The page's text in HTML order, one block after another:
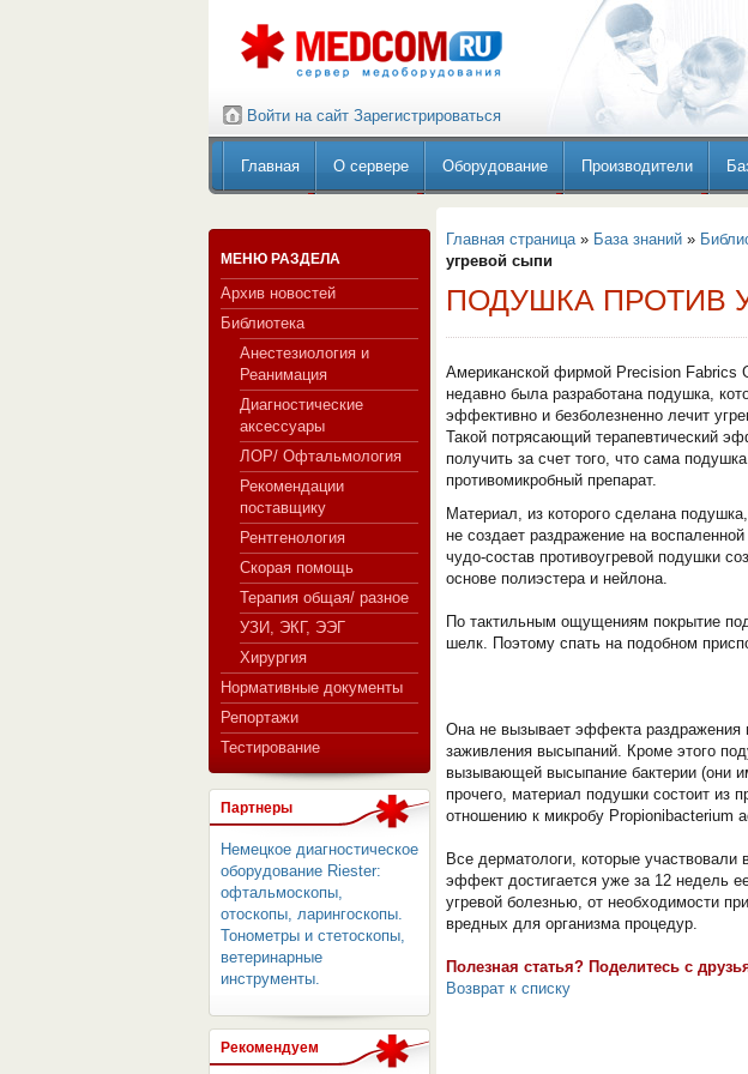
СЕРВЕР МЕДИЦИНСКОГО
Войти на сайт Зарегистрироваться
Главная О сервере Оборудование Производители
МЕНЮ РАЗДЕЛА
Архив новостей
Библиотека
Анестезиология и
Реанимация
Диагностические
аксессуары
ЛОР/ Офтальмология
Рекомендации
поставщику
Рентгенология
Скорая помощь
Терапия общая/ разное
УЗИ, ЭКГ, ЭЭГ
Хирургия
Нормативные документы
Репортажи
Тестирование
Партнеры
Немецкое диагностическое
оборудование Riester:
офтальмоскопы,
отоскопы, ларингоскопы.
Тонометры и стетоскопы,
ветеринарные
инструменты.
Рекомендуем
Главная страница» База знаний »
угревой сыпи
ПОДУШКА ПРОТИВ
Американской фирмой Precision Fabrics
недавно была разработана подушка,
эффективно и безболезненно лечит
Такой потрясающий терапевтический
получить за счет того, что сама
противомикробный препарат.
Материал, из которого сделана
не создает раздражение на
чудо-состав противоугревой подушки
основе полиэстера и нейлона.
По тактильным ощущениям покрытие
шелк. Поэтому спать на подобном
Она не вызывает эффекта раздражения
заживления высыпаний. Кроме этого
вызывающей высыпание бактерии (они
прочего, материал подушки состоит из
отношению к микробу Propionibacterium
Все дерматологи, которые
эффект достигается уже за 12 недель
угревой болезнью, от необходимости
вредных для организма процедур.
Полезная статья? Поделитесь с
Возврат к списку